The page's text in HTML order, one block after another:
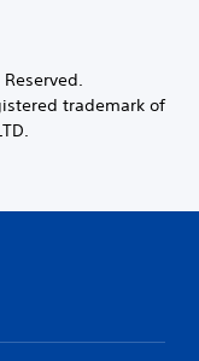
trademark of